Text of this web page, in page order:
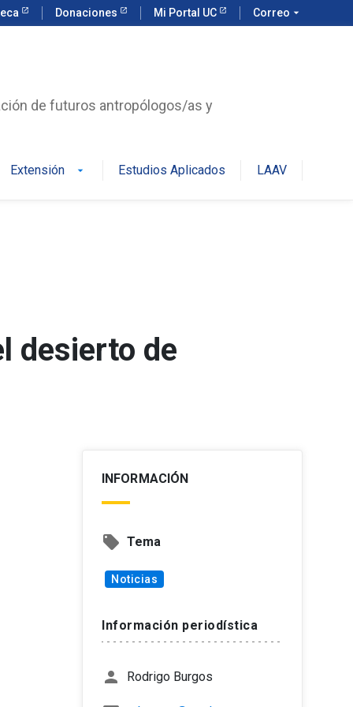
Donaciones Mi Portal UC Correo arrow_drop_down
de futuros antropólogos/as y
Extensión arrow_drop_down Estudios Aplicados LAAV
desierto de
INFORMACIÓN
local_offer Tema
Noticias
Información periodística
person Rodrigo Burgos